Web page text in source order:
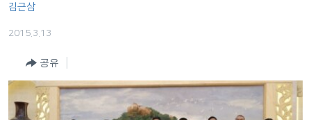
인
츠
라디오
프로그램
주파수 안내
김근삼
2015.3.13
공유